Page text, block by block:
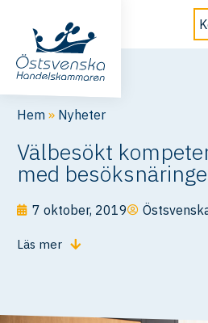
Hem » Nyheter
Välbesökt
med
7 oktober, 2019
Läs mer